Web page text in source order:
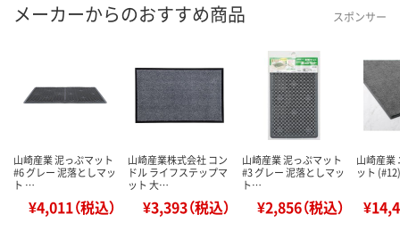
メーカーからのおすすめ商品 スポンサー
山崎産業 泥っぷマット
#6 グレー 泥落としマッ
ト …
¥4,011（税込）
山崎産業株式会社 コン
ドル ライフステップマ
ット 大…
¥3,393（税込）
山崎産業 泥っぷマット
#3 グレー 泥落としマッ
ト…
¥2,856（税込）
山崎産業
ット